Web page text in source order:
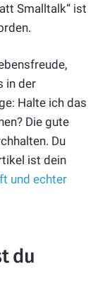
Smalltalk“ ist
in der
Halte ich das
Die gute
Du
ist dein
und echter
du